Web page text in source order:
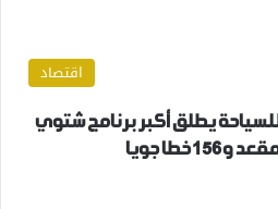
اقتصاد
يطلق أكبر برنامج شتوي